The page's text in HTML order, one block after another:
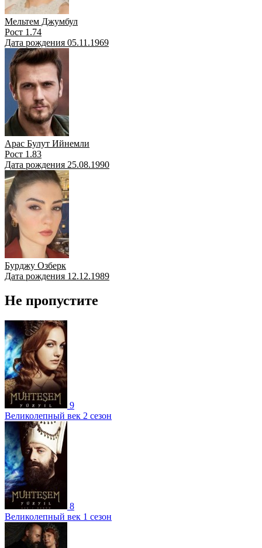
Мельтем Джумбул
Рост 1.74
Дата рождения 05.11.1969
Арас Булут Ийнемли
Рост 1.83
Дата рождения 25.08.1990
Бурджу Озберк
Дата рождения 12.12.1989
Не пропустите
9
Великолепный век 2 сезон
8
Великолепный век 1 сезон